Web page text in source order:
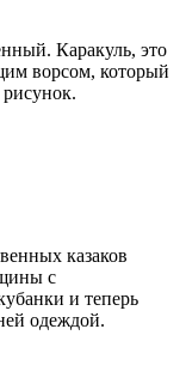
Каракуль, это
ворсом, который
казаков
с
и теперь
одеждой.